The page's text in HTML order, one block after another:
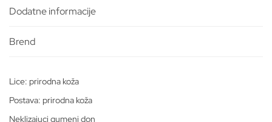
Dodatne informacije
Lice: prirodna koža
Postava: prirodna koža
Neklizajuci gumeni don